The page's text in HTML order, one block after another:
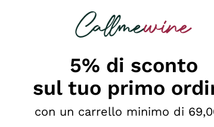
Online,
inizia da qui!
5% di sconto
sul tuo primo
con un carrello minimo di